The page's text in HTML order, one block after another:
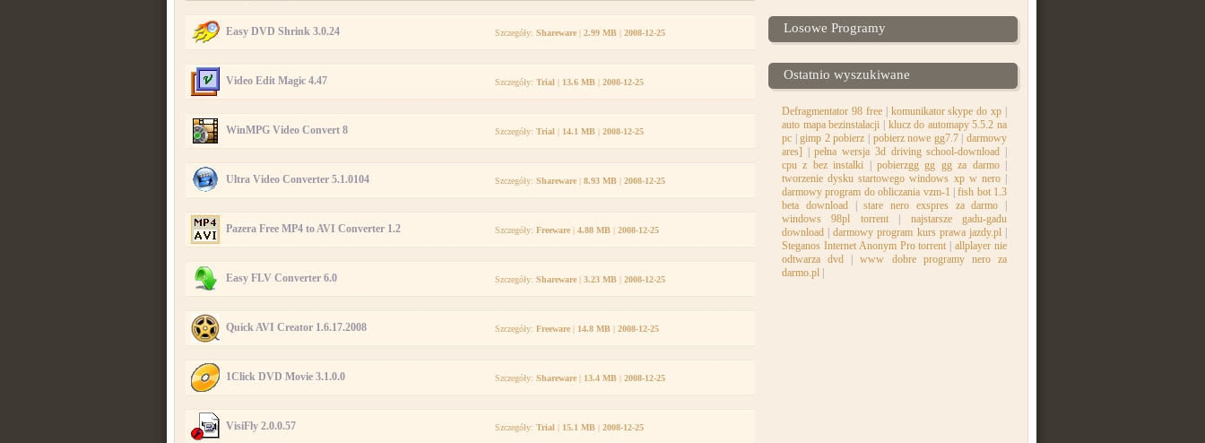
Easy DVD Shrink 3.0.24 Szczegóły: Shareware | 2.99 MB | 2008-12-25
Video Edit Magic 4.47 Szczegóły: Trial | 13.6 MB | 2008-12-25
WinMPG Video Convert 8 Szczegóły: Trial | 14.1 MB | 2008-12-25
Ultra Video Converter 5.1.0104 Szczegóły: Shareware | 8.93 MB | 2008-12-25
Pazera Free MP4 to AVI Converter 1.2 Szczegóły: Freeware | 4.88 MB | 2008-12-25
Easy FLV Converter 6.0 Szczegóły: Shareware | 3.23 MB | 2008-12-25
Quick AVI Creator 1.6.17.2008 Szczegóły: Freeware | 14.8 MB | 2008-12-25
1Click DVD Movie 3.1.0.0 Szczegóły: Shareware | 13.4 MB | 2008-12-25
VisiFly 2.0.0.57 Szczegóły: Trial | 15.1 MB | 2008-12-25
Losowe Programy
Ostatnio wyszukiwane
Defragmentator 98 free| komunikator skype do xp
auto mapa bezinstalacji
klucz do automapy 5.5.2 na
pc |gimp 2 pobierz pobierz nowe gg7.7|darmowy
ares]
|pełna wersja 3d driving school-download
cpu z bez instalki |pobierzgg gg gg za darmo|
tworzenie dysku startowego windows xp w nero|
darmowy program do obliczania vzm-1 |fish bot 1.3
beta download|stare nero exspres za darmo
windows 98pl torrent| najstarsze gadu-gadu
download |darmowy program kurs prawa jazdy.pl|
Steganos Internet Anonym Pro torrent |allplayer nie
odtwarza dvd |www dobre programy nero za
darmo.pl